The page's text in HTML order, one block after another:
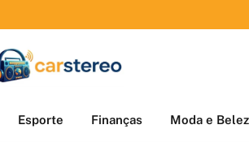
Esporte Finanças Moda e